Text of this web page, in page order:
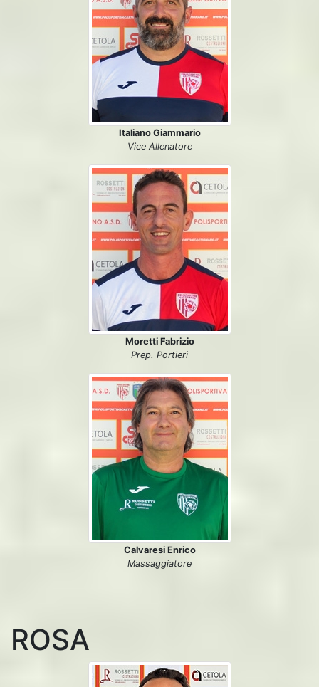
Italiano Giammario
Vice Allenatore
Moretti Fabrizio
Prep. Portieri
Calvaresi Enrico
Massaggiatore
ROSA